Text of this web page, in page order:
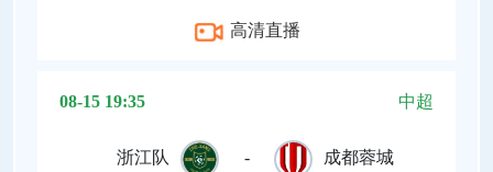
高清直播
08-15 19:35 中超
浙江队 - 成都蓉城